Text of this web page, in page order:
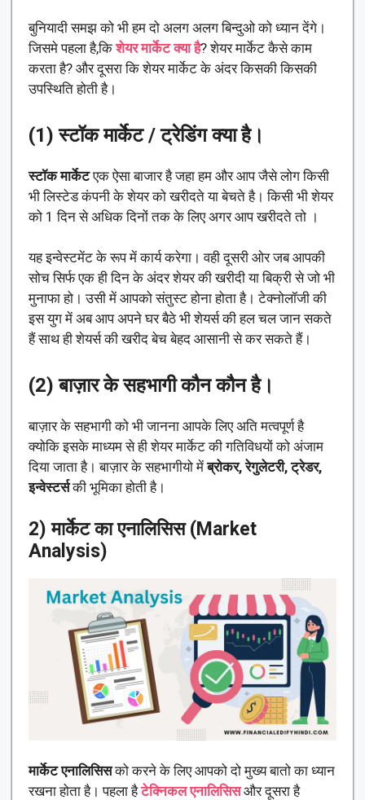
बुनियादी समझ को भी हम दो अलग अलग बिन्दुओ को ध्यान देंगे।
जिसमे पहला है,किशेयर मार्केट क्या है? शेयर मार्केट कैसे काम
करता है? और दूसरा कि शेयर मार्केट के अंदर किसकी किसकी
उपस्थिति होती है।
(1) स्टॉक मार्केट / ट्रेडिंग क्या है।
स्टॉक मार्केटएक ऐसा बाजार है जहा हम और आप जैसे लोग किसी
भी लिस्टेड कंपनी के शेयर को खरीदते या बेचते है। किसी भी शेयर
को 1 दिन से अधिक दिनों तक के लिए अगर आप खरीदते तो ।
यह इन्वेस्टमेंट के रूप में कार्य करेगा। वही दूसरी ओर जब आपकी
सोच सिर्फ एक ही दिन के अंदर शेयर की खरीदी या बिक्री से जो भी
मुनाफा हो। उसी में आपको संतुस्ट होना होता है। टेक्नोलॉजी की
इस युग में अब आप अपने घर बैठे भी शेयर्स की हल चल जान सकते
हैं साथ ही शेयर्स की खरीद बेच बेहद आसानी से कर सकते हैं।
(2) बाज़ार के सहभागी कौन कौन है।
बाज़ार के सहभागी को भी जानना आपके लिए अति मत्वपूर्ण है
क्योकि इसके माध्यम से ही शेयर मार्केट की गतिविधयों को अंजाम
दिया जाता है। बाज़ार के सहभागीयो मेंब्रोकर, रेगुलेटरी, ट्रेडर,
इन्वेस्टर्सकी भूमिका होती है।
2) मार्केट का एनालिसिस (Market
Analysis)
मार्केट एनालिसिसको करने के लिए आपको दो मुख्य बातो का ध्यान
रखना होता है। पहला हैटेक्निकल एनालिसिसऔर दूसरा है